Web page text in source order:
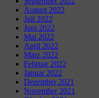
August 2022
Juli 2022
Juni 2022
Mai 2022
April 2022
März 2022
Februar 2022
Januar 2022
Dezember 2021
November 2021